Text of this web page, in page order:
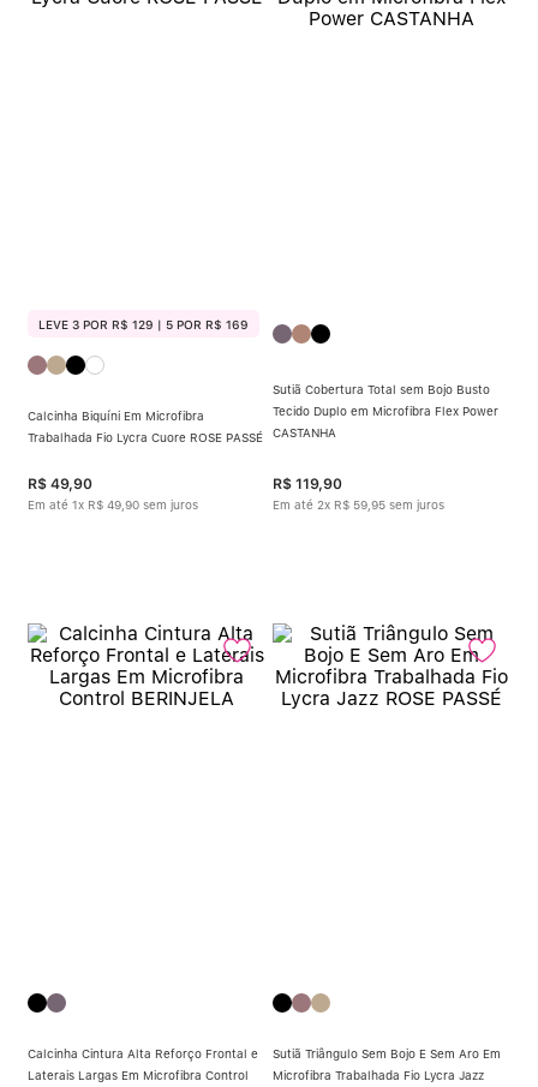
LEVE 3 POR R$ 129 | 5 POR R$ 169
Calcinha Biquíni Em Microfibra
Trabalhada Fio Lycra Cuore ROSE PASSÉ
R$ 49,90
Em até 1x R$ 49 90 sem juros
Sutiã Cobertura Total sem Bojo Busto
Tecido Duplo em Microfibra Flex Power
CASTANHA
R$ 119,90
Em até 2x R$ 59 95 sem juros
Calcinha Cintura Alta Reforço Frontal e
Laterais Largas Em Microfibra Control
Sutiã Triângulo Sem Bojo E Sem Aro Em
Microfibra Trabalhada Fio Lycra Jazz